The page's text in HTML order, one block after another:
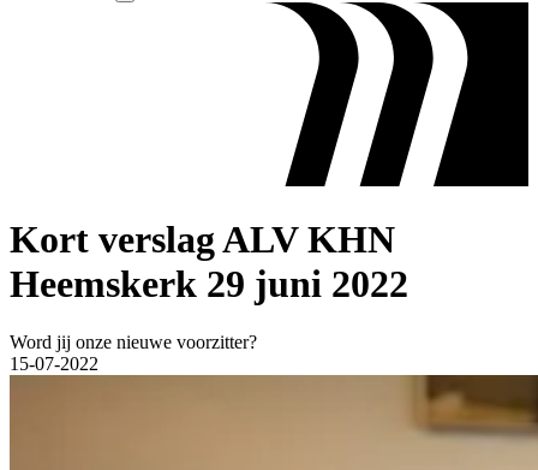
Kort verslag ALV KHN
Heemskerk 29 juni 2022
Word jij onze nieuwe voorzitter?
15-07-2022